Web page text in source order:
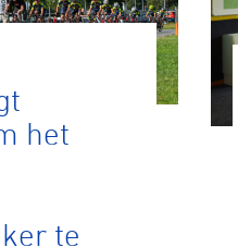
het
te
Baanwielrennen
BMX freestyle